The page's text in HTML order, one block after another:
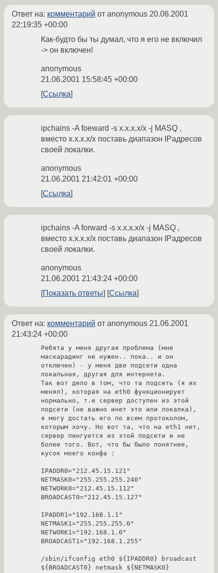
Ответ на: комментарий от anonymous 20.06.2001
22:19:35 +00:00
Как-будто бы ты думал, что я его не включил
-> он включен!
anonymous
21.06.2001 15:58:45 +00:00
Ссылка
ipchains -A foeward -s x.x.x.x/x -j MASQ ,
вместо x.x.x.x/x поставь диапазон IPадресов
своей локалки.
anonymous
21.06.2001 21:42:01 +00:00
Ссылка
ipchains -A forward -s x.x.x.x/x -j MASQ ,
вместо x.x.x.x/x поставь диапазон IPадресов
своей локалки.
anonymous
21.06.2001 21:43:24 +00:00
Показать ответы
Ссылка
Ответ на: комментарий от anonymous 21.06.2001
21:43:24 +00:00
Ребята у меня другая проблема (мне
маскарадинг не нужен.. пока.. и он
отключен) - у меня две подсети одна
локальная, другая для интернета.
Так вот дело в том, что та подсеть (я их
менял), которая на eth0 функционирует
нормально, т.е сервер доступен из этой
подсети (не важно инет это или локалка),
я могу достать его по всем протоколом,
которым хочу. Но вот та, что на eth1 нет,
сервер пингуется из этой подсети и не
более того. Вот, что бы было понятнее,
кусок моего конфа :
IPADDR0="212.45.15.121"
NETMASK0="255.255.255.240"
NETWORK0="212.45.15.112"
BROADCAST0="212.45.15.127"
IPADDR1="192.168.1.1"
NETMASK1="255.255.255.0"
NETWORK1="192.168.1.0"
BROADCAST1="192.168.1.255"
/sbin/ifconfig eth0 ${IPADDR0} broadcast
${BROADCAST0} netmask ${NETMASK0}